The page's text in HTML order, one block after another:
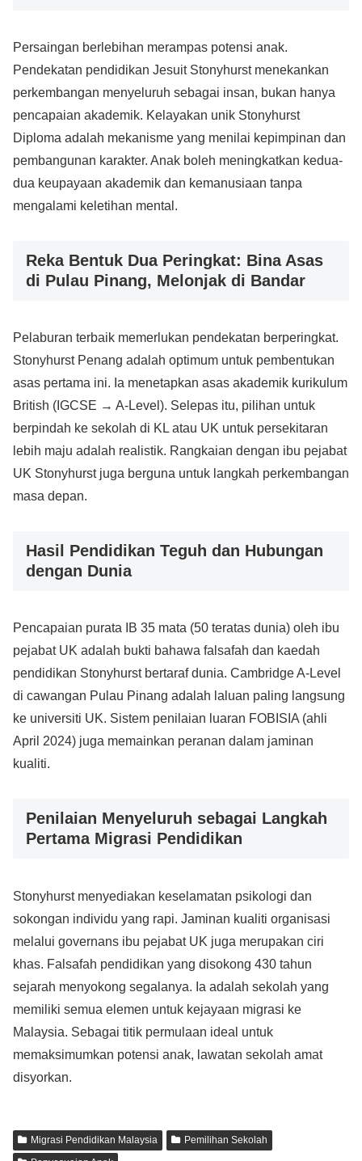
Persaingan berlebihan merampas potensi anak.
Pendekatan pendidikan Jesuit Stonyhurst menekankan
perkembangan menyeluruh sebagai insan, bukan hanya
pencapaian akademik. Kelayakan unik Stonyhurst
Diploma adalah mekanisme yang menilai kepimpinan dan
pembangunan karakter. Anak boleh meningkatkan kedua-
dua keupayaan akademik dan kemanusiaan tanpa
mengalami keletihan mental.
Reka Bentuk Dua Peringkat: Bina Asas
di Pulau Pinang, Melonjak di Bandar
Pelaburan terbaik memerlukan pendekatan berperingkat.
Stonyhurst Penang adalah optimum untuk pembentukan
asas pertama ini. Ia menetapkan asas akademik kurikulum
British (IGCSE → A-Level). Selepas itu, pilihan untuk
berpindah ke sekolah di KL atau UK untuk persekitaran
lebih maju adalah realistik. Rangkaian dengan ibu pejabat
UK Stonyhurst juga berguna untuk langkah perkembangan
masa depan.
Hasil Pendidikan Teguh dan Hubungan
dengan Dunia
Pencapaian purata IB 35 mata (50 teratas dunia) oleh ibu
pejabat UK adalah bukti bahawa falsafah dan kaedah
pendidikan Stonyhurst bertaraf dunia. Cambridge A-Level
di cawangan Pulau Pinang adalah laluan paling langsung
ke universiti UK. Sistem penilaian luaran FOBISIA (ahli
April 2024) juga memainkan peranan dalam jaminan
kualiti.
Penilaian Menyeluruh sebagai Langkah
Pertama Migrasi Pendidikan
Stonyhurst menyediakan keselamatan psikologi dan
sokongan individu yang rapi. Jaminan kualiti organisasi
melalui governans ibu pejabat UK juga merupakan ciri
khas. Falsafah pendidikan yang disokong 430 tahun
sejarah menyokong segalanya. Ia adalah sekolah yang
memiliki semua elemen untuk kejayaan migrasi ke
Malaysia. Sebagai titik permulaan ideal untuk
memaksimumkan potensi anak, lawatan sekolah amat
disyorkan.
Migrasi Pendidikan Malaysia
Pemilihan Sekolah